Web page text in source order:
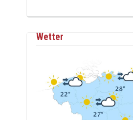
Wetter